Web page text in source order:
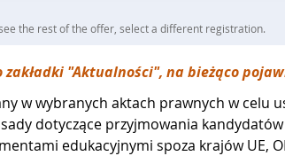
the rest of the offer, select a different registration.
"Aktualności", na bieżąco
w wybranych aktach prawnych w celu
dotyczące przyjmowania
edukacyjnymi spoza krajów UE,